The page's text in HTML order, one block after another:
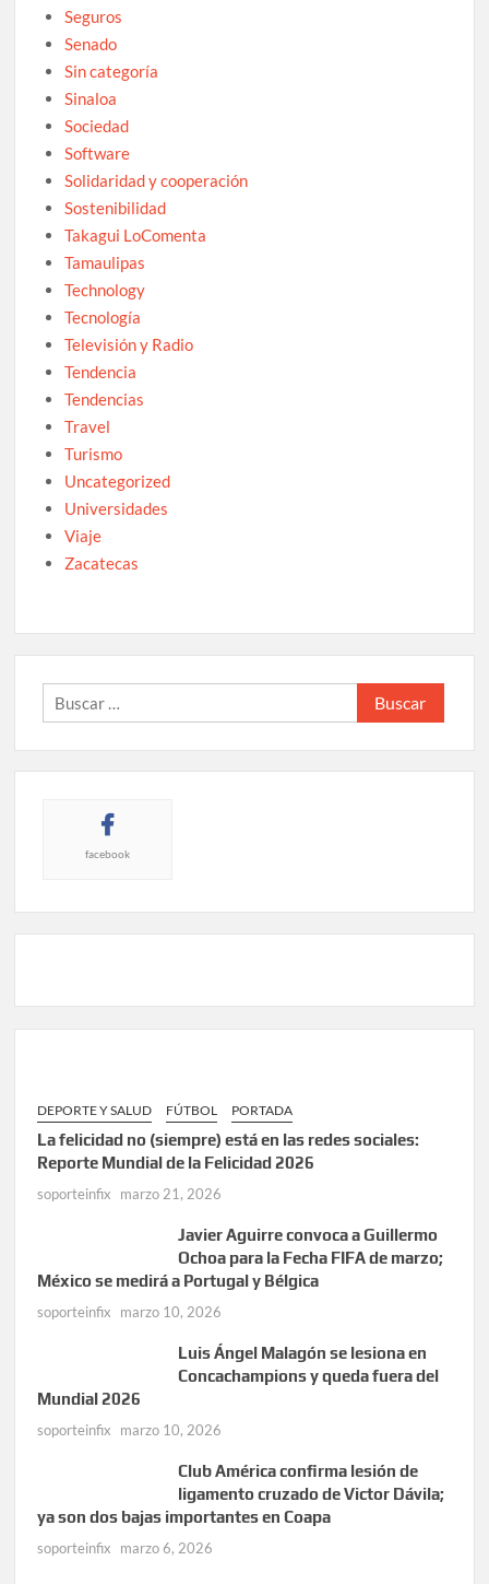
Seguros
Senado
Sin categoría
Sinaloa
Sociedad
Software
Solidaridad y cooperación
Sostenibilidad
Takagui LoComenta
Tamaulipas
Technology
Tecnología
Televisión y Radio
Tendencia
Tendencias
Travel
Turismo
Uncategorized
Universidades
Viaje
Zacatecas
Buscar:
facebook
DEPORTE Y SALUD FÚTBOL PORTADA
La felicidad no (siempre) está en las redes sociales:
Reporte Mundial de la Felicidad 2026
soporteinfix marzo 21, 2026
Javier Aguirre convoca a Guillermo
Ochoa para la Fecha FIFA de marzo;
México se medirá a Portugal y Bélgica
soporteinfix marzo 10, 2026
Luis Ángel Malagón se lesiona en
Concachampions y queda fuera del
Mundial 2026
soporteinfix marzo 10, 2026
Club América confirma lesión de
ligamento cruzado de Victor Dávila;
ya son dos bajas importantes en Coapa
soporteinfix marzo 6, 2026